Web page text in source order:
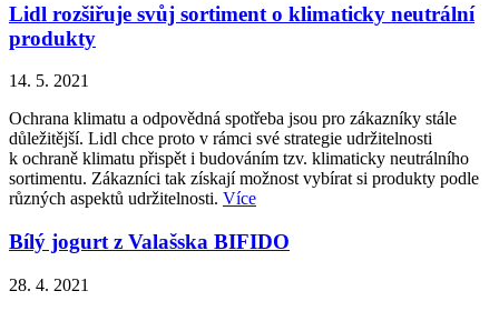
Lidl rozšiřuje svůj sortiment o klimaticky neutrální
produkty
14. 5. 2021
Ochrana klimatu a odpovědná spotřeba jsou pro zákazníky stále
důležitější. Lidl chce proto v rámci své strategie udržitelnosti
k ochraně klimatu přispět i budováním tzv. klimaticky neutrálního
sortimentu. Zákazníci tak získají možnost vybírat si produkty podle
různých aspektů udržitelnosti. Více
Bílý jogurt z Valašska BIFIDO
28. 4. 2021